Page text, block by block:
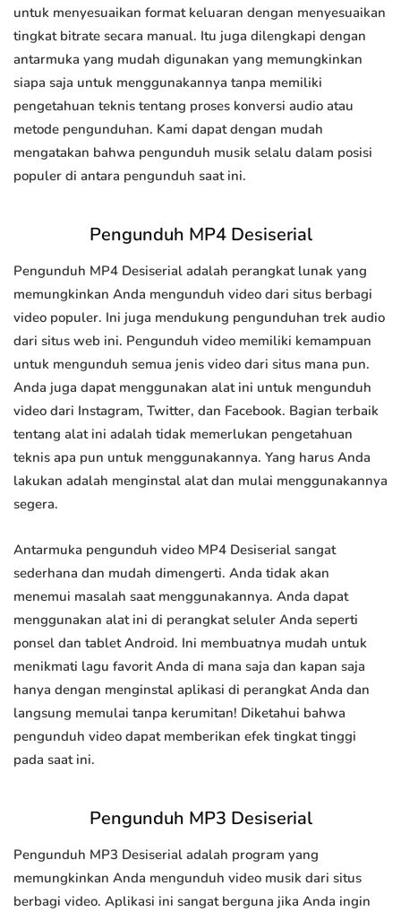
untuk menyesuaikan format keluaran dengan menyesuaikan
tingkat bitrate secara manual. Itu juga dilengkapi dengan
antarmuka yang mudah digunakan yang memungkinkan
siapa saja untuk menggunakannya tanpa memiliki
pengetahuan teknis tentang proses konversi audio atau
metode pengunduhan. Kami dapat dengan mudah
mengatakan bahwa pengunduh musik selalu dalam posisi
populer di antara pengunduh saat ini.
Pengunduh MP4 Desiserial
Pengunduh MP4 Desiserial adalah perangkat lunak yang
memungkinkan Anda mengunduh video dari situs berbagi
video populer. Ini juga mendukung pengunduhan trek audio
dari situs web ini. Pengunduh video memiliki kemampuan
untuk mengunduh semua jenis video dari situs mana pun.
Anda juga dapat menggunakan alat ini untuk mengunduh
video dari Instagram, Twitter, dan Facebook. Bagian terbaik
tentang alat ini adalah tidak memerlukan pengetahuan
teknis apa pun untuk menggunakannya. Yang harus Anda
lakukan adalah menginstal alat dan mulai menggunakannya
segera.
Antarmuka pengunduh video MP4 Desiserial sangat
sederhana dan mudah dimengerti. Anda tidak akan
menemui masalah saat menggunakannya. Anda dapat
menggunakan alat ini di perangkat seluler Anda seperti
ponsel dan tablet Android. Ini membuatnya mudah untuk
menikmati lagu favorit Anda di mana saja dan kapan saja
hanya dengan menginstal aplikasi di perangkat Anda dan
langsung memulai tanpa kerumitan! Diketahui bahwa
pengunduh video dapat memberikan efek tingkat tinggi
pada saat ini.
Pengunduh MP3 Desiserial
Pengunduh MP3 Desiserial adalah program yang
memungkinkan Anda mengunduh video musik dari situs
berbagi video. Aplikasi ini sangat berguna jika Anda ingin